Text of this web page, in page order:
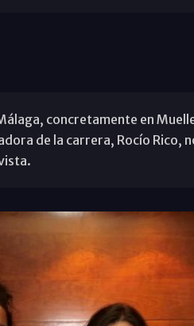
concretamente en
de la carrera, Rocío Rico,